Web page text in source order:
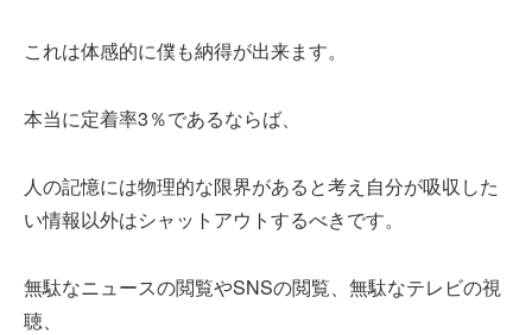
これは体感的に僕も納得が出来ます。
本当に定着率3％であるならば、
人の記憶には物理的な限界があると考え自分が吸収した
い情報以外はシャットアウトするべきです。
無駄なニュースの閲覧やSNSの閲覧、無駄なテレビの視
聴、